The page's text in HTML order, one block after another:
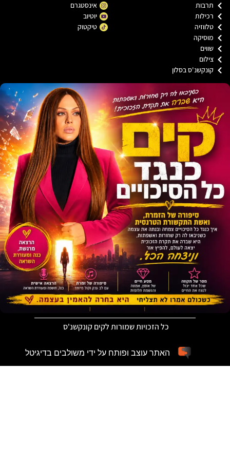
בסלון
אינסטגרם
יוטיוב
טיקטוק
כל הזכויות שמורות לקים קונקשנ'ס
האתר עוצב ופותח על ידי משולבים בדיגיטל